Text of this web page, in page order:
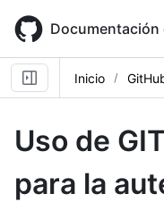
main
content
Documentación
Inicio
Uso de
para la